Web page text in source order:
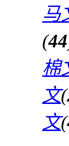
马
(44
棉
文(
文(